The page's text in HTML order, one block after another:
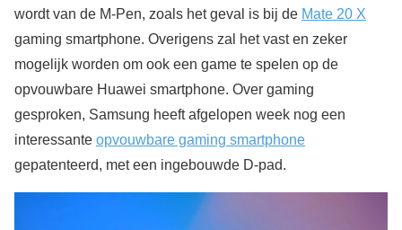
wordt van de M-Pen, zoals het geval is bij de Mate 20 X
gaming smartphone. Overigens zal het vast en zeker
mogelijk worden om ook een game te spelen op de
opvouwbare Huawei smartphone. Over gaming
gesproken, Samsung heeft afgelopen week nog een
interessante opvouwbare gaming smartphone
gepatenteerd, met een ingebouwde D-pad.